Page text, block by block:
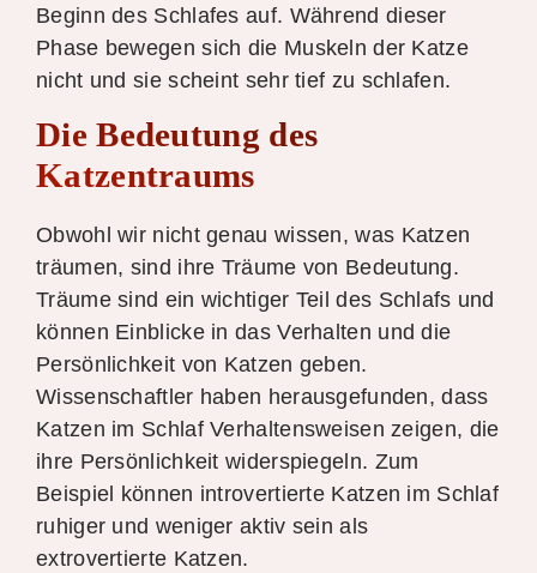
Beginn des Schlafes auf. Während dieser
Phase bewegen sich die Muskeln der Katze
nicht und sie scheint sehr tief zu schlafen.
Die Bedeutung des
Katzentraums
Obwohl wir nicht genau wissen, was Katzen
träumen, sind ihre Träume von Bedeutung.
Träume sind ein wichtiger Teil des Schlafs und
können Einblicke in das Verhalten und die
Persönlichkeit von Katzen geben.
Wissenschaftler haben herausgefunden, dass
Katzen im Schlaf Verhaltensweisen zeigen, die
ihre Persönlichkeit widerspiegeln. Zum
Beispiel können introvertierte Katzen im Schlaf
ruhiger und weniger aktiv sein als
extrovertierte Katzen.